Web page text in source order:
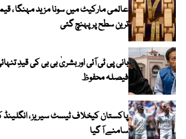
ترین سطح پر پہنچ گئی
بانی پی ٹی آئی اور بشریٰ بی بی کی قیدِ
فیصلہ محفوظ
سامنے آ گیا